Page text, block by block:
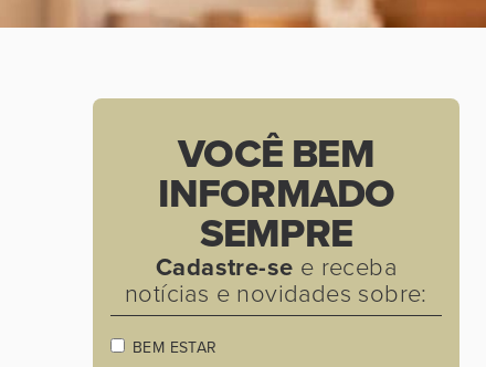
VOCÊ BEM
INFORMADO
SEMPRE
Cadastre-se e receba
notícias e novidades sobre:
BEM ESTAR